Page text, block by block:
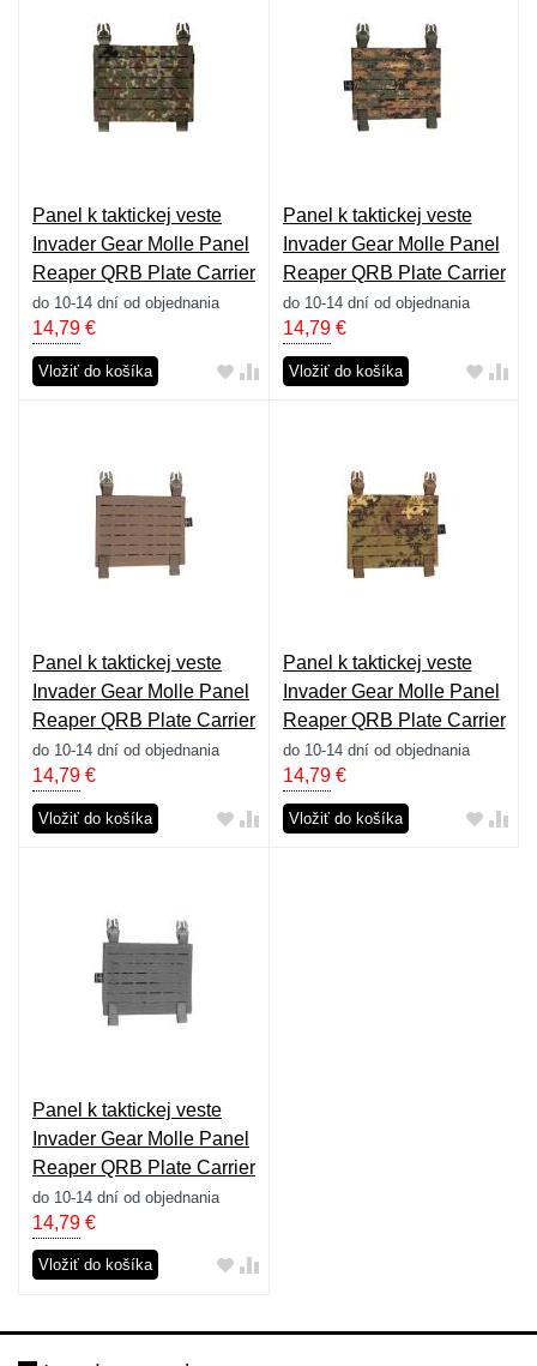
Panel k taktickej veste
Invader Gear Molle Panel
Reaper QRB Plate Carrier
- flecktarn
do 10-14 dní od objednania
14,79 €
Vložiť do košíka
Panel k taktickej veste
Invader Gear Molle Panel
Reaper QRB Plate Carrier
- marpat
do 10-14 dní od objednania
14,79€
Vložiť do košíka
Panel k taktickej veste
Invader Gear Molle Panel
Reaper QRB Plate Carrier
- ranger green
do 10-14 dní od objednania
14,79 €
Vložiť do košíka
Panel k taktickej veste
Invader Gear Molle Panel
Reaper QRB Plate Carrier
- vegetato
do 10-14 dní od objednania
14,79€
Vložiť do košíka
Panel k taktickej veste
Invader Gear Molle Panel
Reaper QRB Plate Carrier
- sivý
do 10-14 dní od objednania
14,79 €
Vložiť do košíka